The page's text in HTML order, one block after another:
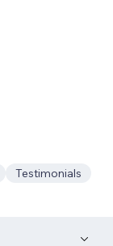
Testimonials